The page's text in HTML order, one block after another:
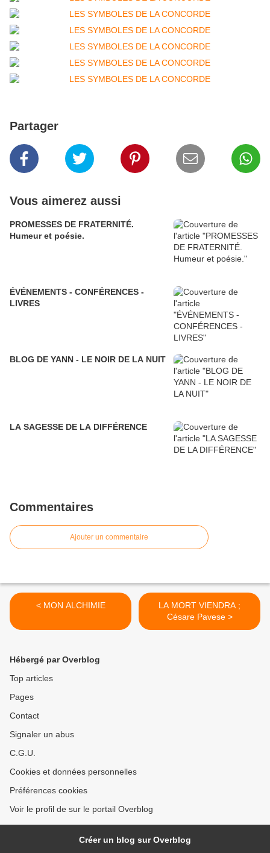
Partager
Vous aimerez aussi
PROMESSES DE FRATERNITÉ.
Humeur et poésie.
ÉVÉNEMENTS - CONFÉRENCES -
LIVRES
BLOG DE YANN - LE NOIR DE LA NUIT
LA SAGESSE DE LA DIFFÉRENCE
Commentaires
Ajouter un commentaire
< MON ALCHIMIE
LA MORT VIENDRA ;
Césare Pavese >
Hébergé par Overblog
Top articles
Pages
Contact
Signaler un abus
C.G.U.
Cookies et données personnelles
Préférences cookies
Voir le profil de sur le portail Overblog
Créer un blog sur Overblog